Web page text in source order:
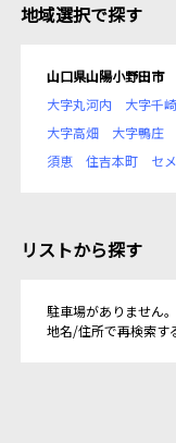
地域選択で探す
山口県山陽小野田市
大字丸河内
大字千崎
大字高畑
大字鴨庄
須恵
住吉本町 セ
リストから探す
駐車場がありません。
地名/住所で再検索す